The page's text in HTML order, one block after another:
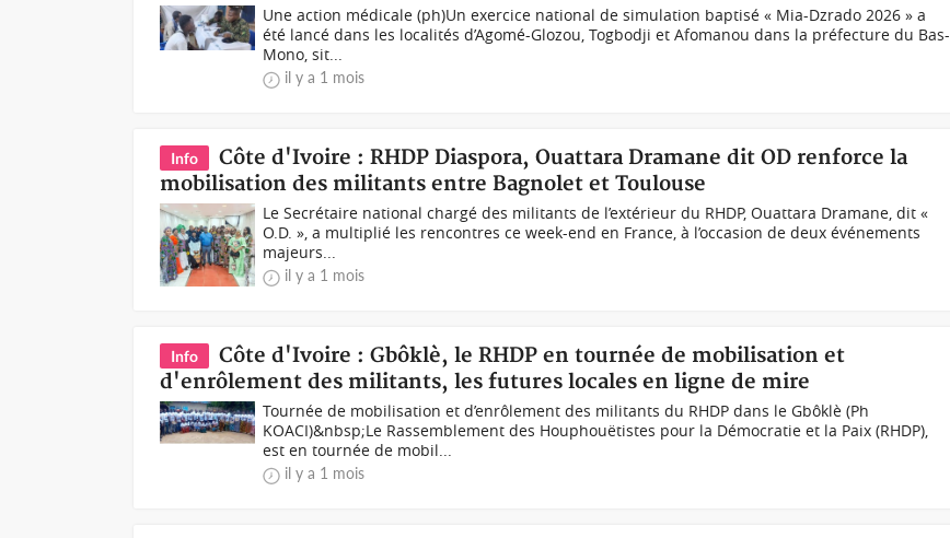
Une action médicale (ph)Un exercice national de simulation baptisé « Mia-Dzrado 2026 » a
été lancé dans les localités d’Agomé-Glozou, Togbodji et Afomanou dans la préfecture du Bas-
Mono, sit...
il y a 1 mois
Info
Côte d'Ivoire : RHDP Diaspora, Ouattara Dramane dit OD renforce la
mobilisation des militants entre Bagnolet et Toulouse
Le Secrétaire national chargé des militants de l’extérieur du RHDP, Ouattara Dramane, dit «
O.D. », a multiplié les rencontres ce week-end en France, à l’occasion de deux événements
majeurs...
il y a 1 mois
Info
Côte d'Ivoire : Gbôklè, le RHDP en tournée de mobilisation et
d'enrôlement des militants, les futures locales en ligne de mire
Tournée de mobilisation et d’enrôlement des militants du RHDP dans le Gbôklè (Ph
KOACI)&nbsp;Le Rassemblement des Houphouëtistes pour la Démocratie et la Paix (RHDP),
est en tournée de mobil...
il y a 1 mois